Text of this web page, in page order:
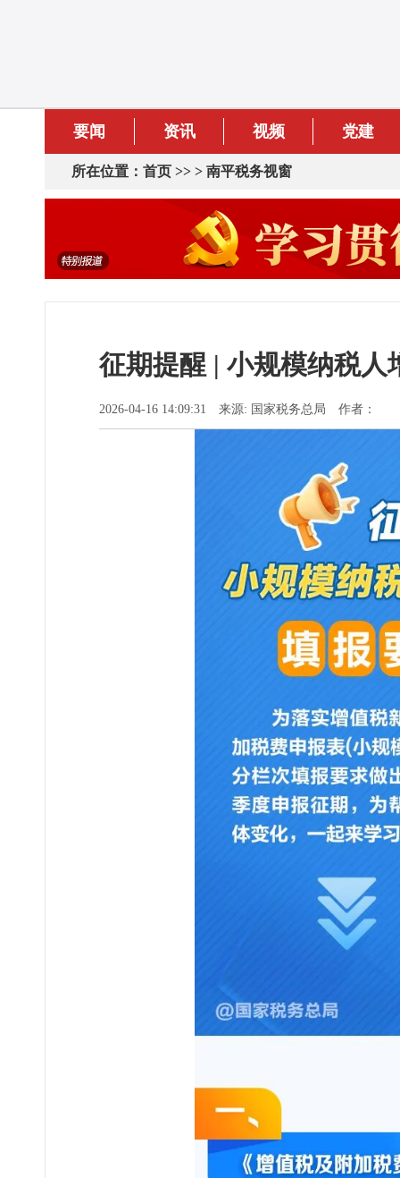
要闻 资讯 视频 党建
所在位置： 首页 >> > 南平税务视窗
征期提醒 | 小规模纳税
2026-04-16 14:09:31 来源: 国家税务总局 作者：